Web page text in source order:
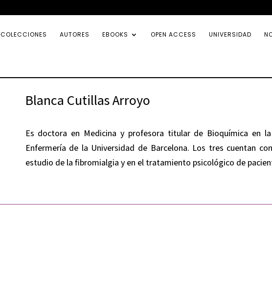
COLECCIONES AUTORES EBOOKS OPEN ACCESS UNIVERSIDAD
Blanca Cutillas Arroyo
Es doctora en Medicina y profesora titular de Bioquímica en
Enfermería de la Universidad de Barcelona. Los tres cuentan
estudio de la fibromialgia y en el tratamiento psicológico de